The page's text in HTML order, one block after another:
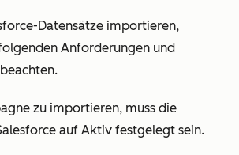
Datensätze importieren,
Anforderungen und
zu importieren, muss die
auf Aktiv festgelegt sein.